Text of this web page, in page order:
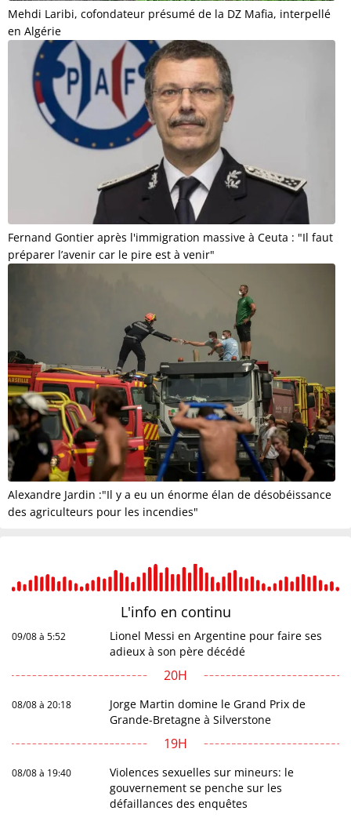
Mehdi Laribi, cofondateur présumé de la DZ Mafia, interpellé
en Algérie
Fernand Gontier après l'immigration massive à Ceuta : "Il faut
préparer l’avenir car le pire est à venir"
Alexandre Jardin :"Il y a eu un énorme élan de désobéissance
des agriculteurs pour les incendies"
L'info en continu
09/08 à 5:52
Lionel Messi en Argentine pour faire ses
adieux à son père décédé
20H
08/08 à 20:18
Jorge Martin domine le Grand Prix de
Grande-Bretagne à Silverstone
19H
08/08 à 19:40
Violences sexuelles sur mineurs: le
gouvernement se penche sur les
défaillances des enquêtes